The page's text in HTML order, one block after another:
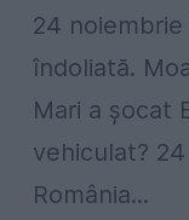
24
îndoliată.
Mari a șocat
vehiculat?
România...